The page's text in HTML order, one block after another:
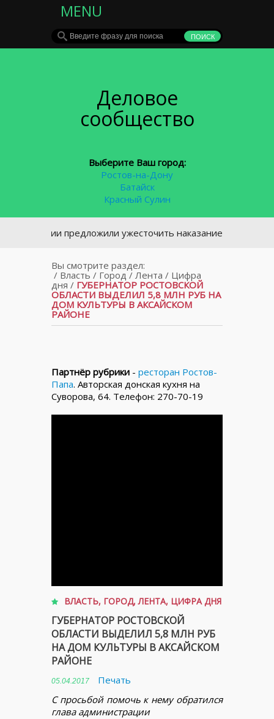
MENU
Деловое
сообщество
Выберите Ваш город:
Ростов-на-Дону
Батайск
Красный Сулин
предложили ужесточить наказание за отказ от
Вы смотрите раздел:
/ Власть / Город / Лента / Цифра
дня / ГУБЕРНАТОР РОСТОВСКОЙ
ОБЛАСТИ ВЫДЕЛИЛ 5,8 МЛН РУБ НА
ДОМ КУЛЬТУРЫ В АКСАЙСКОМ
РАЙОНЕ
Партнёр рубрики - ресторан Ростов-
Папа. Авторская донская кухня на
Суворова, 64. Телефон: 270-70-19
ВЛАСТЬ, ГОРОД,ЛЕНТА, ЦИФРА ДНЯ
ГУБЕРНАТОР РОСТОВСКОЙ
ОБЛАСТИ ВЫДЕЛИЛ 5,8 МЛН РУБ
НА ДОМ КУЛЬТУРЫ В АКСАЙСКОМ
РАЙОНЕ
05.04.2017
Печать
С просьбой помочь к нему обратился
глава администрации